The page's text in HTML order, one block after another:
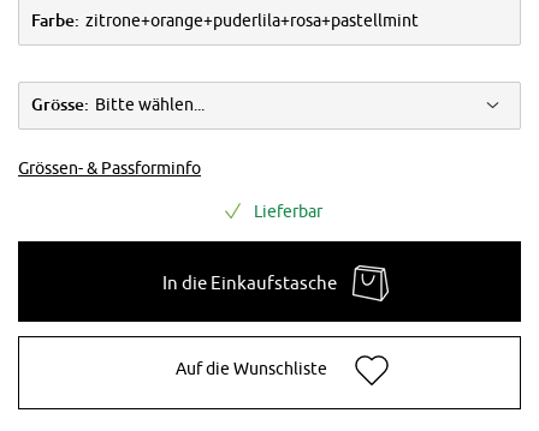
Farbe: zitrone+orange+puderlila+rosa+pastellmint
Grösse: Bitte wählen...
Grössen- & Passforminfo
Lieferbar
In die Einkaufstasche
Auf die Wunschliste